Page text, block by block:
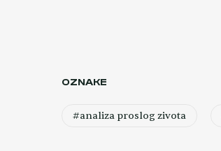
OZNAKE
#analiza proslog zivota